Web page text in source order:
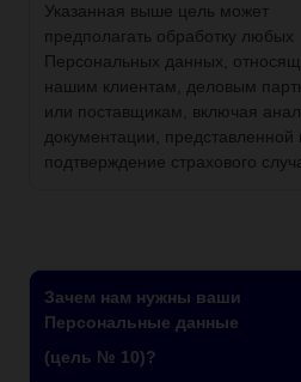
Указанная выше цель может
предполагать обработку любых
Персональных данных,
нашим клиентам, деловым
или поставщикам, включая
документации, представленной
подтверждение страхового
Зачем нам нужны ваши
Персональные данные
(цель № 10)?